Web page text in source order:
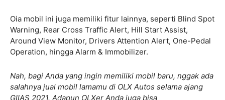
Oia mobil ini juga memiliki fitur lainnya, seperti Blind Spot
Warning, Rear Cross Traffic Alert, Hill Start Assist,
Around View Monitor, Drivers Attention Alert, One-Pedal
Operation, hingga Alarm & Immobilizer.
Nah, bagi Anda yang ingin memiliki mobil baru, nggak ada
salahnya jual mobil lamamu di OLX Autos selama ajang
GIIAS 2021. Adapun OLXer Anda juga bisa